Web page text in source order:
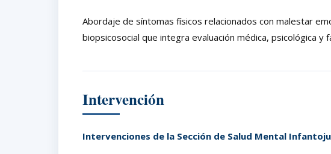
Abordaje de síntomas físicos relacionados con malestar
biopsicosocial que integra evaluación médica, psicológica y
Intervención
Intervenciones de la Sección de Salud Mental